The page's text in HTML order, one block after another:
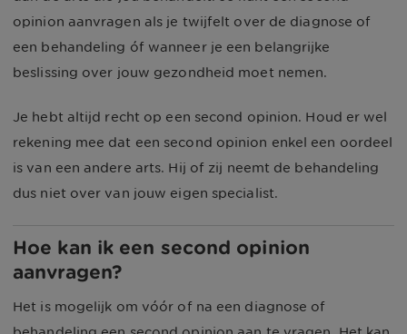
opinion aanvragen als je twijfelt over de diagnose of
een behandeling óf wanneer je een belangrijke
beslissing over jouw gezondheid moet nemen.
Je hebt altijd recht op een second opinion. Houd er wel
rekening mee dat een second opinion enkel een oordeel
is van een andere arts. Hij of zij neemt de behandeling
dus niet over van jouw eigen specialist.
Hoe kan ik een second opinion
aanvragen?
Het is mogelijk om vóór of na een diagnose of